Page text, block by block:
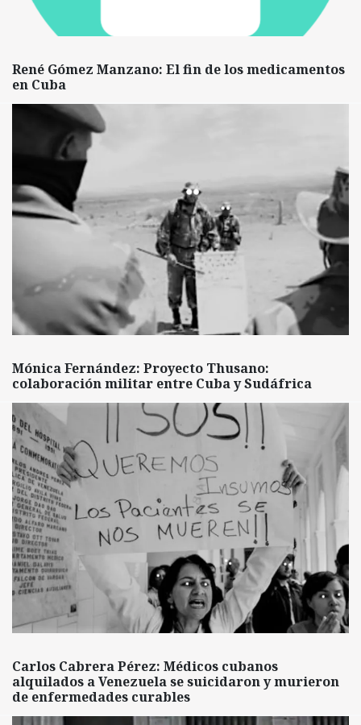
René Gómez Manzano: El fin de los medicamentos
en Cuba
Mónica Fernández: Proyecto Thusano:
colaboración militar entre Cuba y Sudáfrica
Carlos Cabrera Pérez: Médicos cubanos
alquilados a Venezuela se suicidaron y murieron
de enfermedades curables